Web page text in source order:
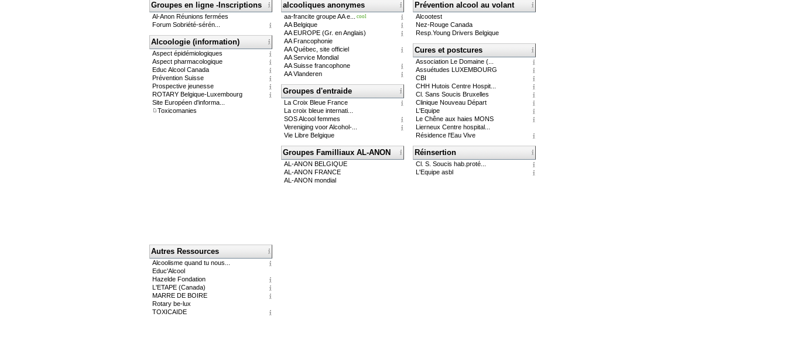
Groupes en ligne -Inscriptions
Al-Anon Réunions fermées
Forum Sobriété-sérén...
Alcoologie (information)
Aspect épidémiologiques
Aspect pharmacologique
Educ Alcool Canada
Prévention Suisse
Prospective jeunesse
ROTARY Belgique-Luxembourg
Site Européen d'informa...
Toxicomanies
Autres Ressources
Alcoolisme quand tu nous...
Educ'Alcool
Hazelde Fondation
L'ETAPE (Canada)
MARRE DE BOIRE
Rotary be-lux
TOXICAIDE
alcooliques anonymes
aa-francite groupe AA e... cool
AA Belgique
AA EUROPE (Gr. en Anglais)
AA Francophonie
AA Québec, site officiel
AA Service Mondial
AA Suisse francophone
AA Vlanderen
Groupes d'entraide
La Croix Bleue France
La croix bleue internati...
SOS Alcool femmes
Vereniging voor Alcohol-...
Vie Libre Belgique
Groupes Familliaux AL-ANON
AL-ANON BELGIQUE
AL-ANON FRANCE
AL-ANON mondial
Prévention alcool au volant
Alcootest
Nez-Rouge Canada
Resp.Young Drivers Belgique
Cures et postcures
Association Le Domaine (...
Assuétudes LUXEMBOURG
CBI
CHH Hutois Centre Hospit...
Cl. Sans Soucis Bruxelles
Clinique Nouveau Départ
L'Equipe
Le Chêne aux haies MONS
Lierneux Centre hospital...
Résidence l'Eau Vive
Réinsertion
Cl. S. Soucis hab.proté...
L'Equipe asbl